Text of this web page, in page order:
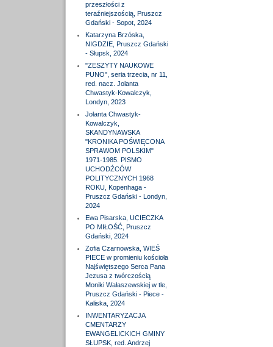
przeszłości z
teraźniejszością, Pruszcz
Gdański - Sopot, 2024
Katarzyna Brzóska,
NIGDZIE, Pruszcz Gdański
- Słupsk, 2024
"ZESZYTY NAUKOWE
PUNO", seria trzecia, nr 11,
red. nacz. Jolanta
Chwastyk-Kowalczyk,
Londyn, 2023
Jolanta Chwastyk-
Kowalczyk,
SKANDYNAWSKA
"KRONIKA POŚWIĘCONA
SPRAWOM POLSKIM"
1971-1985. PISMO
UCHODŹCÓW
POLITYCZNYCH 1968
ROKU, Kopenhaga -
Pruszcz Gdański - Londyn,
2024
Ewa Pisarska, UCIECZKA
PO MIŁOŚĆ, Pruszcz
Gdański, 2024
Zofia Czarnowska, WIEŚ
PIECE w promieniu kościoła
Najświętszego Serca Pana
Jezusa z twórczością
Moniki Wałaszewskiej w tle,
Pruszcz Gdański - Piece -
Kaliska, 2024
INWENTARYZACJA
CMENTARZY
EWANGELICKICH GMINY
SŁUPSK, red. Andrzej